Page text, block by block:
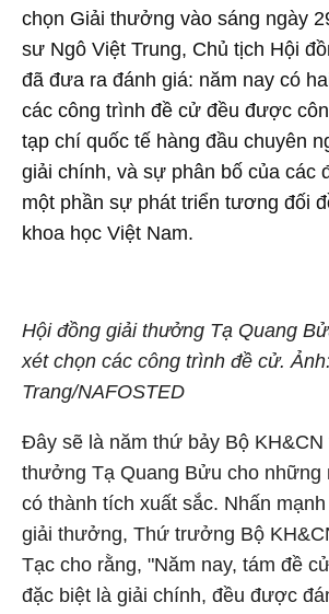
chọn Giải thưởng vào sáng ngày
sư Ngô Việt Trung, Chủ tịch Hội
đã đưa ra đánh giá: năm nay có
các công trình đề cử đều được
tạp chí quốc tế hàng đầu chuyên
giải chính, và sự phân bố của các
một phần sự phát triển tương đối
khoa học Việt Nam.
Hội đồng giải thưởng Tạ Quang
xét chọn các công trình đề cử.
Trang/NAFOSTED
Đây sẽ là năm thứ bảy Bộ KH&CN
thưởng Tạ Quang Bửu cho những
có thành tích xuất sắc. Nhấn
giải thưởng, Thứ trưởng Bộ
Tạc cho rằng, "Năm nay, tám đề
đặc biệt là giải chính, đều được